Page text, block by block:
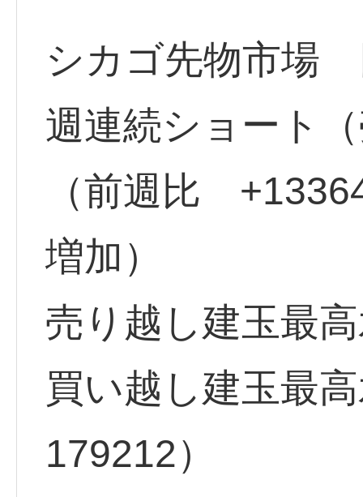
シカゴ先物市
週連続ショート
（前週比
増加）
売り越し建玉最
買い越し建玉最
179212）